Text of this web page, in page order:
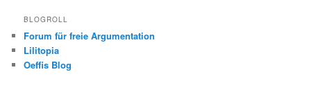
h
n
BLOGROLL
Forum für freie Argumentation
Lilitopia
Oeffis Blog